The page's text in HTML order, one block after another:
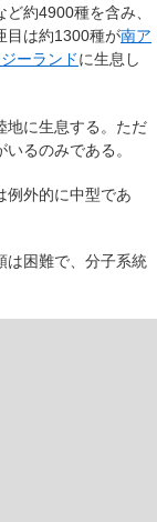
ど約4900種を含み、
目は約1300種が南ア
ーランドに生息し
地に生息する。ただ
いるのみである。
例外的に中型であ
は困難で、分子系統